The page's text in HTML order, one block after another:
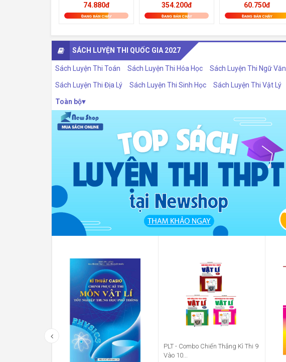
74.880đ
ĐANG BÁN CHẠY
354.200đ
ĐANG BÁN CHẠY
60.750đ
ĐANG BÁN CHẠY
SÁCH LUYỆN THI QUỐC GIA 2027
Sách Luyện Thi Toán Sách Luyện Thi Hóa Học Sách Luyện Thi Ngữ Văn
Sách Luyện Thi Địa Lý Sách Luyện Thi Sinh Học Sách Luyện Thi Vật Lý
Toàn bộ
PLT - Combo Chiến Thắng Kì Thi 9
Vào 10...